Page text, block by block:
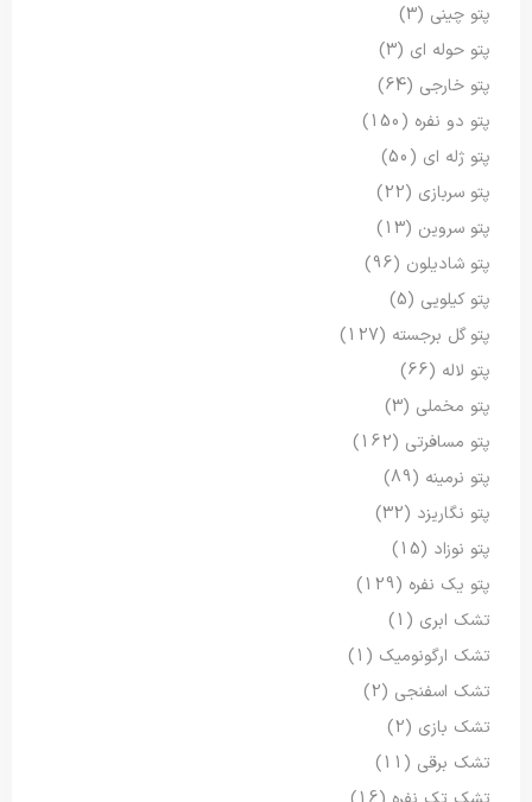
پتو چینی (3)
پتو حوله ای (3)
پتو خارجی (64)
پتو دو نفره (150)
پتو ژله ای (50)
پتو سربازی (22)
پتو سروین (13)
پتو شادیلون (96)
پتو کیلویی (5)
پتو گل برجسته (127)
پتو لاله (66)
پتو مخملی (3)
پتو مسافرتی (162)
پتو نرمینه (89)
پتو نگاریزد (32)
پتو نوزاد (15)
پتو یک نفره (129)
تشک ابری (1)
تشک ارگونومیک (1)
تشک اسفنجی (2)
تشک بازی (2)
تشک برقی (11)